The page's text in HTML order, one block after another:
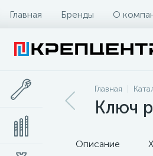
Главная Бренды О
Главная
Ключ
Описание